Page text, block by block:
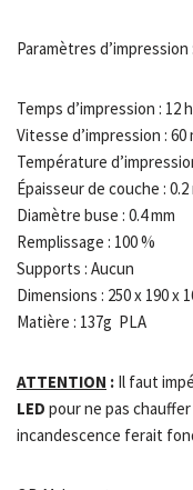
Paramètres d’impression :
Temps d’impression : 12
Vitesse d’impression : 60
Température
Épaisseur de couche : 0.2
Diamètre buse : 0.4 mm
Remplissage : 100 %
Supports : Aucun
Dimensions : 250 x 190 x
Matière : 137g PLA
ATTENTION : Il faut
LED pour ne pas
incandescence ferait